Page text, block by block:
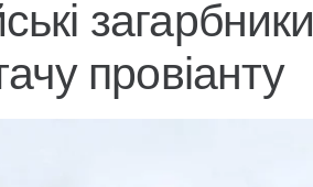
загарбники
провіанту